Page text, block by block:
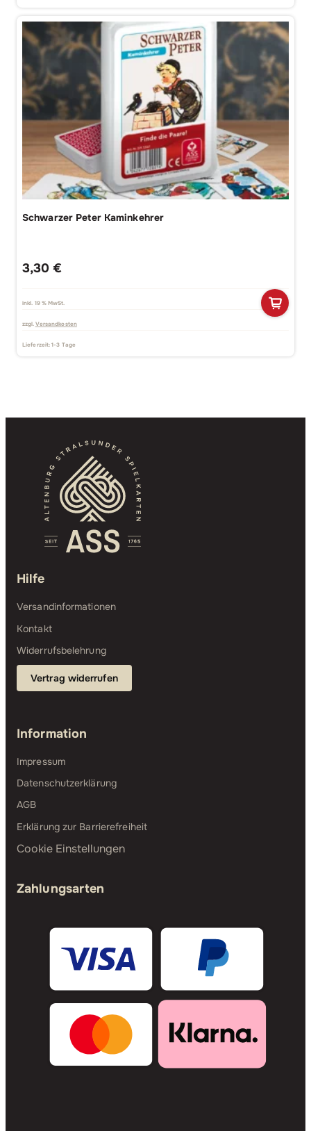
Schwarzer Peter Kaminkehrer
3,30 €
inkl. 19 % MwSt.
zzgl. Versandkosten
Lieferzeit:1-3 Tage
Hilfe
Versandinformationen
Kontakt
Widerrufsbelehrung
Vertrag widerrufen
Information
Impressum
Datenschutzerklärung
AGB
Erklärung zur Barrierefreiheit
Cookie Einstellungen
Zahlungsarten